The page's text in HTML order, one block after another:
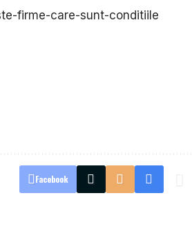
firme-care-sunt-conditiile
Facebook